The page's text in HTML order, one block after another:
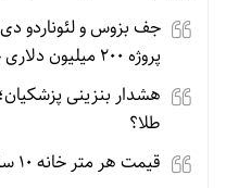
جف بزوس و لئوناردو
پروژه ۲۰۰ میلیون دلاری جنجال به پا کرد
هشدار بنزینی
طلا؟
قیمت هر متر خانه ۱۰ ساله در قلب تهران